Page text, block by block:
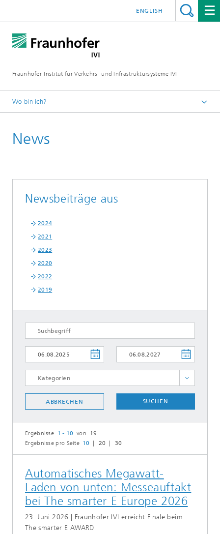
Fraunhofer-Institut für Verkehrs- und Infrastruktursysteme IVI
ENGLISH
Wo bin ich?
News
Newsbeiträge aus
2024
2021
2023
2020
2022
2019
ALLE AUSWÄHLEN
ABBRECHEN SUCHEN
Ergebnisse 1 - 10 von 19
Ergebnisse pro Seite 10 20 30
Automatisches Megawatt-
Laden von unten: Messeauftakt
bei The smarter E Europe 2026
23. Juni 2026 | Fraunhofer IVI erreicht Finale beim
The smarter E AWARD